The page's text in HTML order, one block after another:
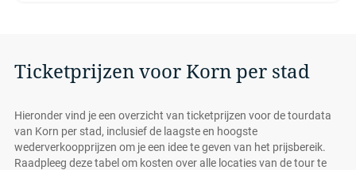
Ticketprijzen voor Korn per stad
Hieronder vind je een overzicht van ticketprijzen voor de tourdata
van Korn per stad, inclusief de laagste en hoogste
wederverkoopprijzen om je een idee te geven van het prijsbereik.
Raadpleeg deze tabel om kosten over alle locaties van de tour te